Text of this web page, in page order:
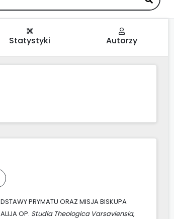
Statystyki Autorzy
PRYMATU ORAZ MISJA BISKUPA
OP. Studia Theologica Varsaviensia,